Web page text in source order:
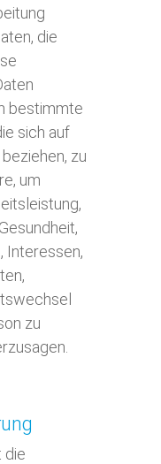
die
bestimmte
sich auf
zu
um
Interessen,
zu
die